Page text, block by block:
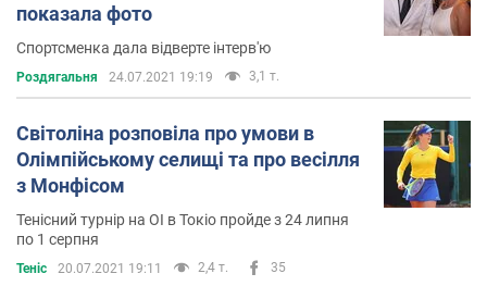
показала фото
Спортсменка дала відверте інтерв'ю
Роздягальня 24.07.2021 19:19 3,1 т.
Світоліна розповіла про умови в
Олімпійському селищі та про весілля
з Монфісом
Тенісний турнір на ОІ в Токіо пройде з 24 липня
по 1 серпня
Теніс 20.07.2021 19:11 2,4 т. 35